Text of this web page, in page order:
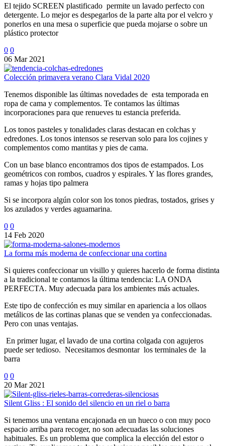
El tejido SCREEN plastificado permite un lavado perfecto con
detergente. Lo mejor es despegarlos de la parte alta por el velcro y
ponerlos en una mesa o superficie que pueda mojarse o sobre un
plástico protector
0 0
06 Mar 2021
Colección primavera verano Clara Vidal 2020
Tenemos disponible las últimas novedades de esta temporada en
ropa de cama y complementos. Te contamos las últimas
incorporaciones para que renueves tu estancia preferida.
Los tonos pasteles y tonalidades claras destacan en colchas y
edredones. Los tonos intensos se reservan solo para los cojines y
complementos como mantitas y pies de cama.
Con un base blanco encontramos dos tipos de estampados. Los
geométricos con rombos, cuadros y espirales. Y las flores grandes,
ramas y hojas tipo palmera
Si se incorpora algún color son los tonos piedras, tostados, grises y
los azulados y verdes aguamarina.
0 0
14 Feb 2020
La forma más moderna de confeccionar una cortina
Si quieres confeccionar un visillo y quieres hacerlo de forma distinta
a la tradicional te contamos la última tendencia: LA ONDA
PERFECTA. Muy adecuada para los ambientes más actuales.
Este tipo de confección es muy similar en apariencia a los ollaos
metálicos de las cortinas planas que se venden ya confeccionadas.
Pero con unas ventajas.
En primer lugar, el lavado de una cortina colgada con agujeros
puede ser tedioso. Necesitamos desmontar los terminales de la
barra
0 0
20 Mar 2021
Silent Gliss : El sonido del silencio en un riel o barra
Si tenemos una ventana encajonada en un hueco o con muy poco
espacio arriba para recoger, no son adecuadas las soluciones
habituales. Es un problema que complica la elección del estor o